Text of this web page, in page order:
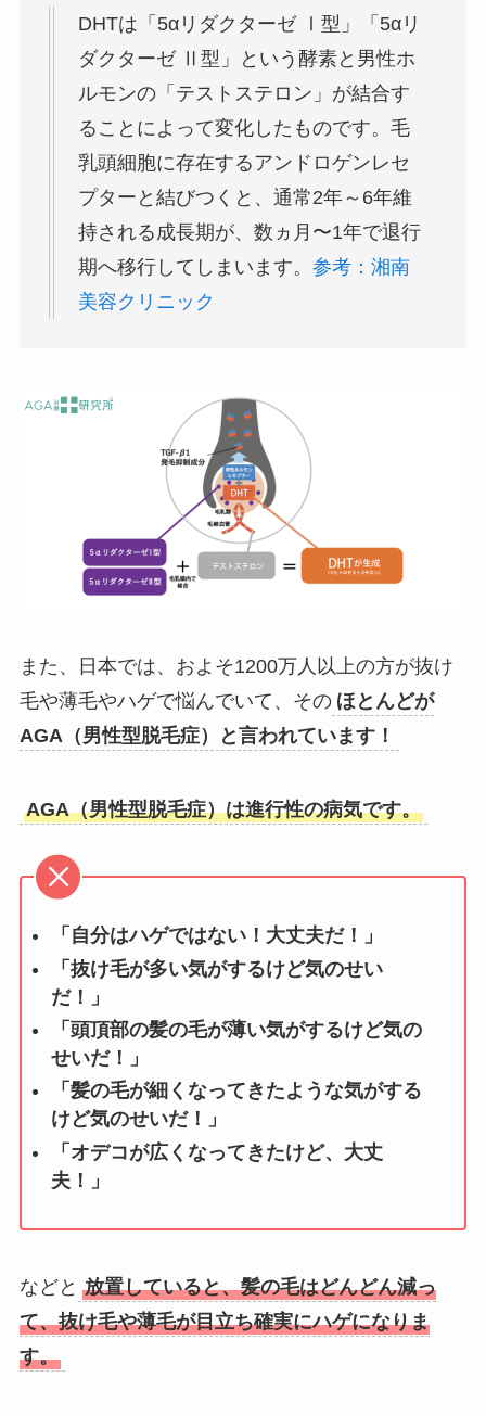
DHTは「5αリダクターゼ Ⅰ型」「5αリ
ダクターゼ Ⅱ型」という酵素と男性ホ
ルモンの「テストステロン」が結合す
ることによって変化したものです。毛
乳頭細胞に存在するアンドロゲンレセ
プターと結びつくと、通常2年～6年維
持される成長期が、数ヵ月〜1年で退行
期へ移行してしまいます。 参考：湘南
美容クリニック
また、日本では、およそ1200万人以上の方が抜け
毛や薄毛やハゲで悩んでいて、その ほとんどが
AGA（男性型脱毛症）と言われています！
AGA（男性型脱毛症）は進行性の病気です。
「自分はハゲではない！大丈夫だ！」
「抜け毛が多い気がするけど気のせい
だ！」
「頭頂部の髪の毛が薄い気がするけど気の
せいだ！」
「髪の毛が細くなってきたような気がする
けど気のせいだ！」
「オデコが広くなってきたけど、大丈
夫！」
などと 放置していると、髪の毛はどんどん減っ
て、抜け毛や薄毛が目立ち確実にハゲになりま
す。